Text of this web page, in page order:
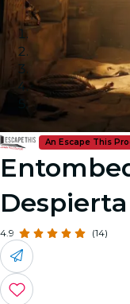
An Escape This
Despierta
4.9 (14)